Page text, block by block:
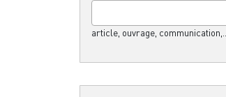
article, ouvrage, communication,....